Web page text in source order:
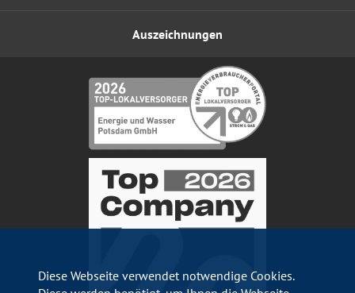
Auszeichnungen
Diese Webseite verwendet notwendige Cookies.